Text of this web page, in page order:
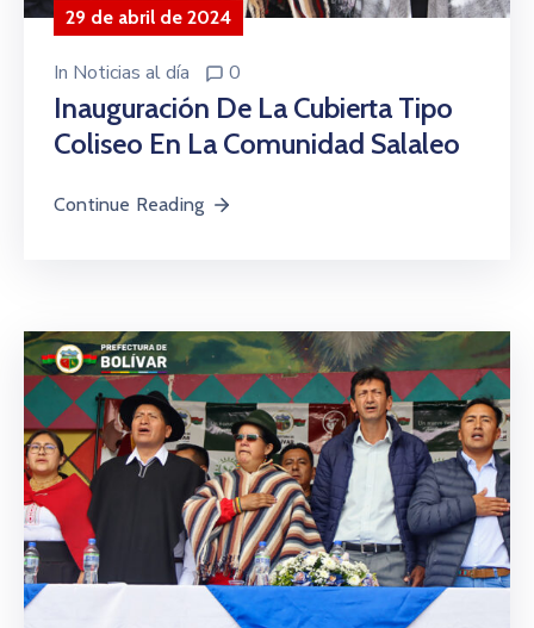
29 de abril de 2024
In Noticias al día 0
Inauguración De La Cubierta Tipo
Coliseo En La Comunidad Salaleo
Continue Reading